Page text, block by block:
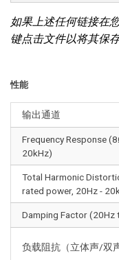
如果上述任何链接在
键点击文件以将其保
性能
输出通道
Frequency Response
20kHz)
Total Harmonic
rated power, 20Hz -
Damping Factor (20Hz
负载阻抗（立体声/双